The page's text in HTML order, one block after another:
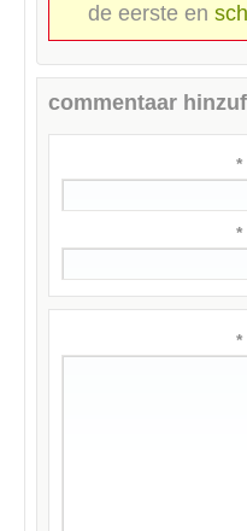
de eerste en
commentaar
*
*
*